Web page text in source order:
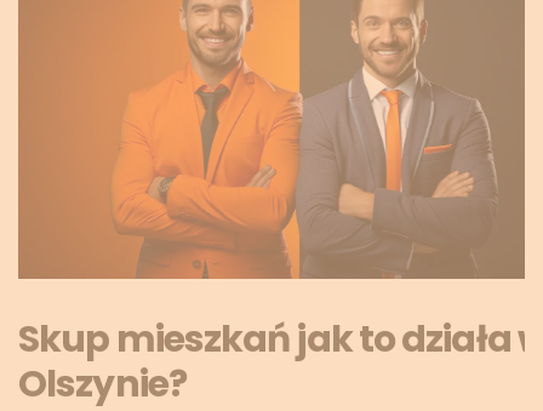
Skup mieszkań jak to działa
Olszynie?